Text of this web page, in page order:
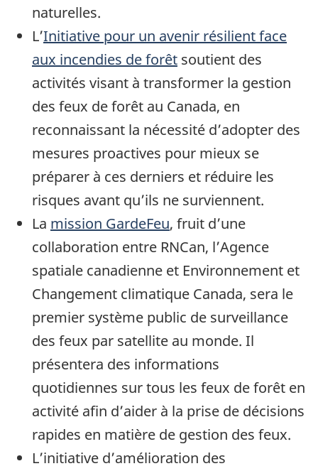
naturelles.
L’Initiative pour un avenir résilient face
aux incendies de forêt soutient des
activités visant à transformer la gestion
des feux de forêt au Canada, en
reconnaissant la nécessité d’adopter des
mesures proactives pour mieux se
préparer à ces derniers et réduire les
risques avant qu’ils ne surviennent.
La mission GardeFeu, fruit d’une
collaboration entre RNCan, l’Agence
spatiale canadienne et Environnement et
Changement climatique Canada, sera le
premier système public de surveillance
des feux par satellite au monde. Il
présentera des informations
quotidiennes sur tous les feux de forêt en
activité afin d’aider à la prise de décisions
rapides en matière de gestion des feux.
L’initiative d’amélioration des